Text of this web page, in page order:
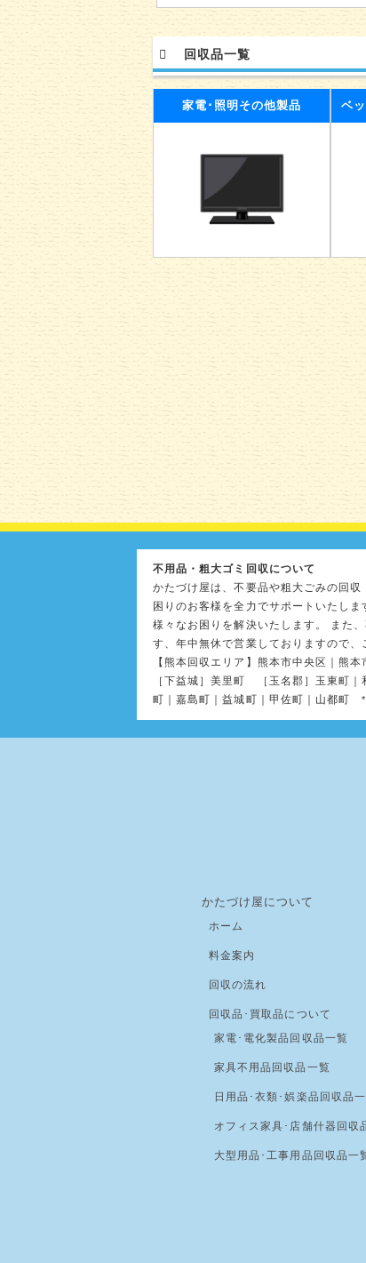
回収品一覧
家電･照明その他製品 ベ
不用品・粗大ゴミ回収について
かたづけ屋は、不要品や粗大ごみの回
困りのお客様を全力でサポートいたし
様々なお困りを解決いたします。 また
す、年中無休で営業しておりますので
【熊本回収エリア】熊本市中央区｜熊
［下益城］美里町 ［玉名郡］玉東町
町｜嘉島町｜益城町｜甲佐町｜山都町
かたづけ屋について
ホーム
料金案内
回収の流れ
回収品･買取品について
家電･電化製品回収品一覧
家具不用品回収品一覧
日用品･衣類･娯楽品回収品
オフィス家具･店舗什器回収
大型用品･工事用品回収品一